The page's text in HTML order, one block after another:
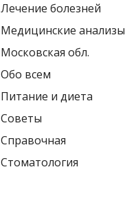
Лечение болезней
Медицинские анализы
Московская обл.
Обо всем
Питание и диета
Советы
Справочная
Стоматология